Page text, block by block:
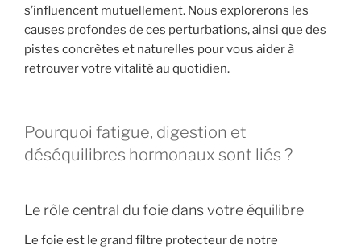
s’influencent mutuellement. Nous explorerons les
causes profondes de ces perturbations, ainsi que des
pistes concrètes et naturelles pour vous aider à
retrouver votre vitalité au quotidien.
Pourquoi fatigue, digestion et
déséquilibres hormonaux sont liés ?
Le rôle central du foie dans votre équilibre
Le foie est le grand filtre protecteur de notre